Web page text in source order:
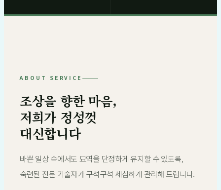
ABOUT SERVICE
조상을 향한 마음,
저희가 정성껏
대신합니다
바쁜 일상 속에서도 묘역을 단정하게 유지할 수 있도록,
숙련된 전문 기술자가 구석구석 세심하게 관리해 드립니다.